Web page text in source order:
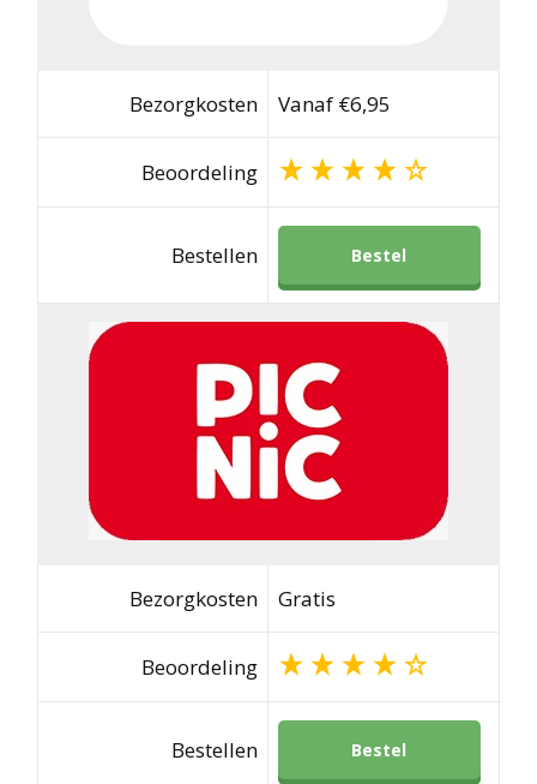
Bezorgkosten Vanaf €6,95
Beoordeling
Bestellen Bestel
Bezorgkosten Gratis
Beoordeling
Bestellen Bestel